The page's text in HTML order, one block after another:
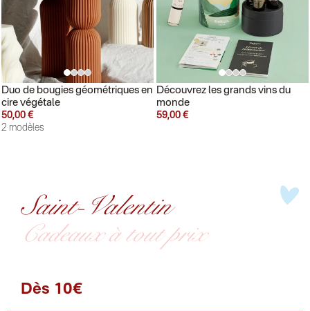
Duo de bougies géométriques en
cire végétale
50,00 €
2 modèles
Découvrez les grands vins du
monde
59,00 €
Saint-Valentin
Cadeaux à tout prix
Dès 10€